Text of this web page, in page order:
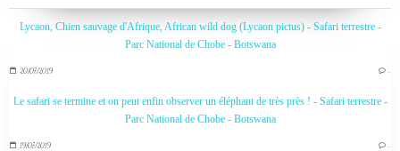
Lycaon, Chien sauvage d'Afrique, African wild dog (Lycaon pictus) - Safari terrestre -
Parc National de Chobe - Botswana
20/07/2019 …
Le safari se termine et on peut enfin observer un éléphant de très près ! - Safari terrestre -
Parc National de Chobe - Botswana
19/07/2019 …